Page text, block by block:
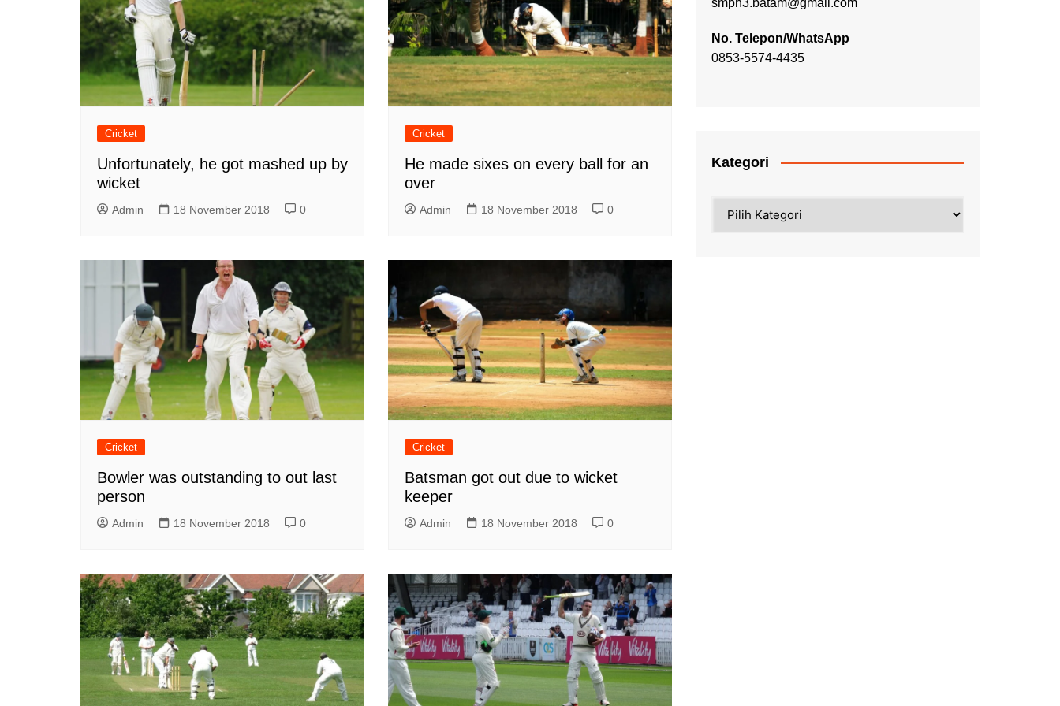
Cricket
Unfortunately, he got mashed up by
wicket
Admin 18 November 2018 0
Cricket
He made sixes on every ball for an
over
Admin 18 November 2018 0
Cricket
Bowler was outstanding to out last
person
Admin 18 November 2018 0
Cricket
Batsman got out due to wicket
keeper
Admin 18 November 2018 0
No. Telepon/WhatsApp
0853-5574-4435
Kategori